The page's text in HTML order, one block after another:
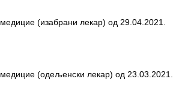
(изабрани лекар) од 29.04.2021.
медицие (одељенски лекар) од 23.03.2021.